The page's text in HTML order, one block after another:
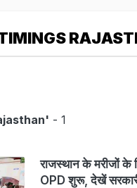
- 1
राजस्थान के मरीजों के
OPD शुरू, देखें